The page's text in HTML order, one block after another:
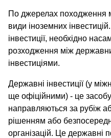
По джерелах походження
види іноземних
інвестиції, необхідно
розходження між
інвестиціями.
Державні інвестиції (у
ще офіційними) - це
направляються за рубіж
рішенням або
організацій. Це державні